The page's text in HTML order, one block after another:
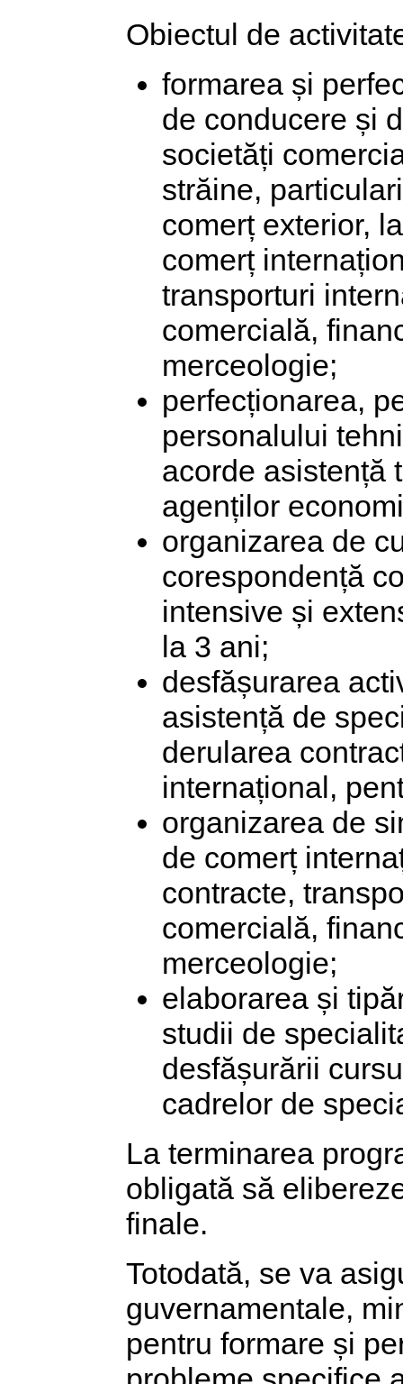
Obiectul de
formarea și
de conducere și
societăți
străine,
comerț exterior,
comerț
transporturi
comercială,
merceologie;
perfecționarea,
personalului
acorde asistență
agenților
organizarea de
corespondență
intensive și
la 3 ani;
desfășurarea
asistență de
derularea
internațional,
organizarea de
de comerț
contracte,
comercială,
merceologie;
elaborarea și
studii de
desfășurării
cadrelor de
La terminarea
obligată să
finale.
Totodată, se va
guvernamentale,
pentru formare și